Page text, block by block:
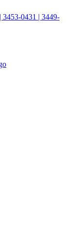
3453-0431 | 3449-